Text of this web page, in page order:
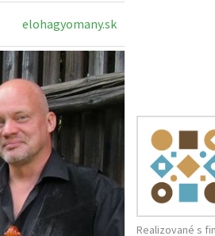
elohagyomany.sk
Realizované s